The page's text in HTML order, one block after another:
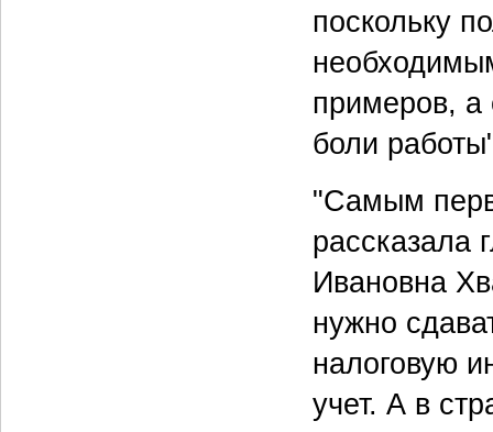
поскольку
примеров, а
боли
"Самым
рассказала
Ивановна
нужно
налоговую
учет. А в